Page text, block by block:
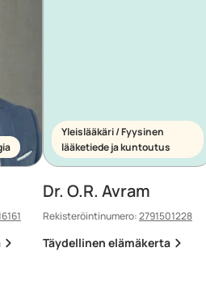
Yleislääkäri / Fyysinen
lääketiede ja kuntoutus
Dr. O.R. Avram
Rekisteröintinumero:2791501228
Täydellinen elämäkerta